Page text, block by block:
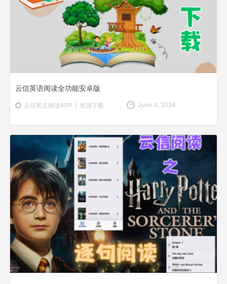
云信英语阅读全功能安卓版
云信英文阅读APP 资源下载 June 4, 2024